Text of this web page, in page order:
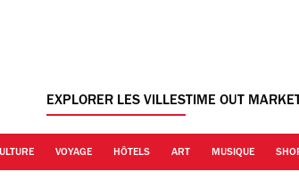
EXPLORER LES VILLESTIME OUT
VOYAGE HÔTELS ART MUSIQUE